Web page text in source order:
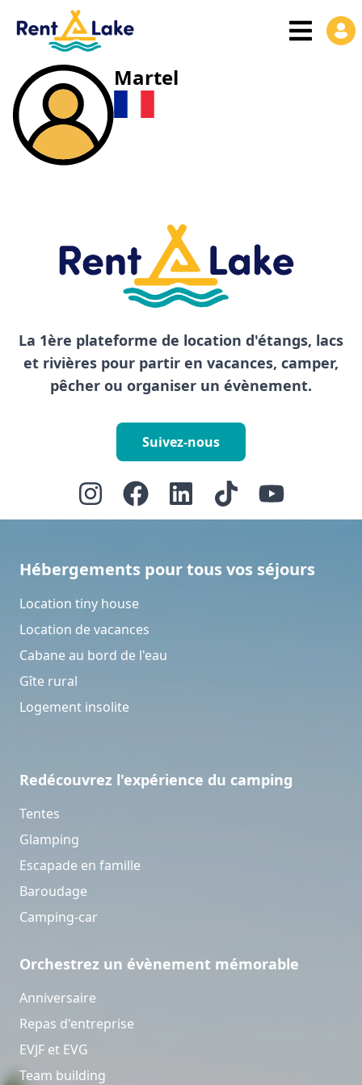
Martel
La 1ère plateforme de location d'étangs, lacs
et rivières pour partir en vacances, camper,
pêcher ou organiser un évènement.
Suivez-nous
Hébergements pour tous vos séjours
Location tiny house
Location de vacances
Cabane au bord de l'eau
Gîte rural
Logement insolite
Redécouvrez l'expérience du camping
Tentes
Glamping
Escapade en famille
Baroudage
Camping-car
Orchestrez un évènement mémorable
Anniversaire
Repas d'entreprise
EVJF et EVG
Team building